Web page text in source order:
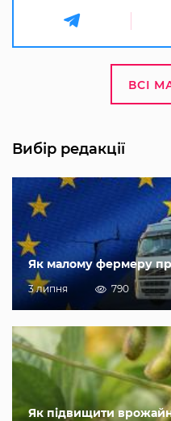
ВСІ
Вибір редакції
Як малому фермеру
3 липня 790
Як підвищити